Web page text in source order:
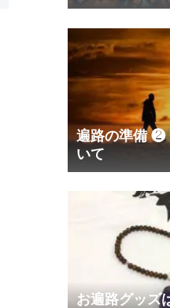
遍路の準備 ❷
いて
お遍路グッズ